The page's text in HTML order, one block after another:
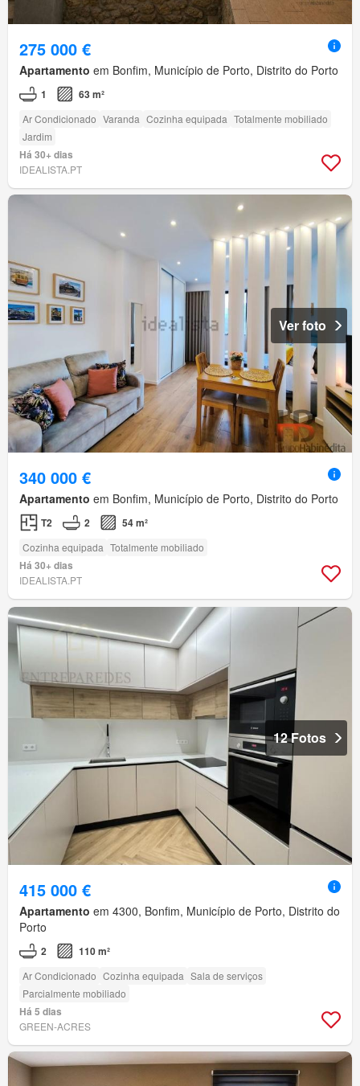
275 000 €
Apartamento em Bonfim, Município de Porto, Distrito do Porto
1 63 m²
Ar Condicionado Varanda Cozinha equipada Totalmente mobiliado
Jardim
Há 30+ dias
IDEALISTA.PT
Ver foto
340 000 €
Apartamento em Bonfim, Município de Porto, Distrito do Porto
T2 2 54 m²
Cozinha equipada Totalmente mobiliado
Há 30+ dias
IDEALISTA.PT
12 Fotos
415 000 €
Apartamento em 4300, Bonfim, Município de Porto, Distrito do
Porto
2 110 m²
Ar Condicionado Cozinha equipada Sala de serviços
Parcialmente mobiliado
Há 5 dias
GREEN-ACRES